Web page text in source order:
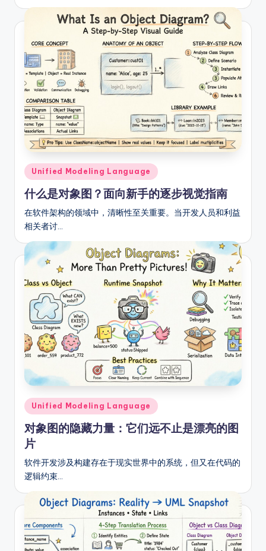
Posted
in
Unified Modeling Language
什么是对象图？面向新手的逐步视觉指南
在软件架构的领域中，清晰性至关重要。当开发人员和利益
相关者讨…
Posted
in
Unified Modeling Language
对象图的隐藏力量：它们远不止是漂亮的图
片
软件开发涉及构建存在于现实世界中的系统，但又在代码的
逻辑约束…